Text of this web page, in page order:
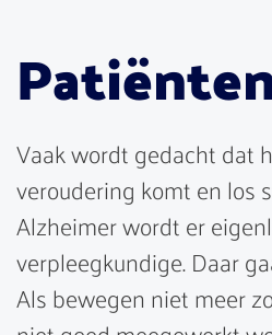
Vaak wordt gedacht dat
veroudering komt en los
Alzheimer wordt er
verpleegkundige. Daar
Als bewegen niet meer